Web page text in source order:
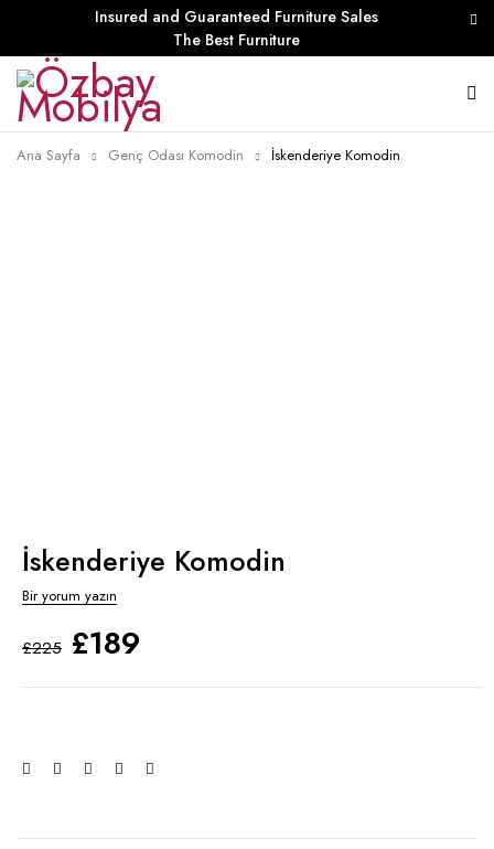
Insured and Guaranteed Furniture Sales
The Best Furniture
Ana Sayfa Genç Odası Komodin İskenderiye Komodin
İskenderiye Komodin
Bir yorum yazın
£225 £189